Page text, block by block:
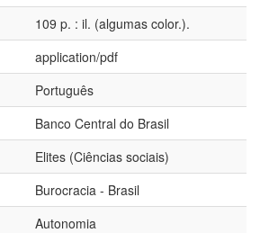
109 p. : il. (algumas color.).
application/pdf
Português
Banco Central do Brasil
Elites (Ciências sociais)
Burocracia - Brasil
Autonomia